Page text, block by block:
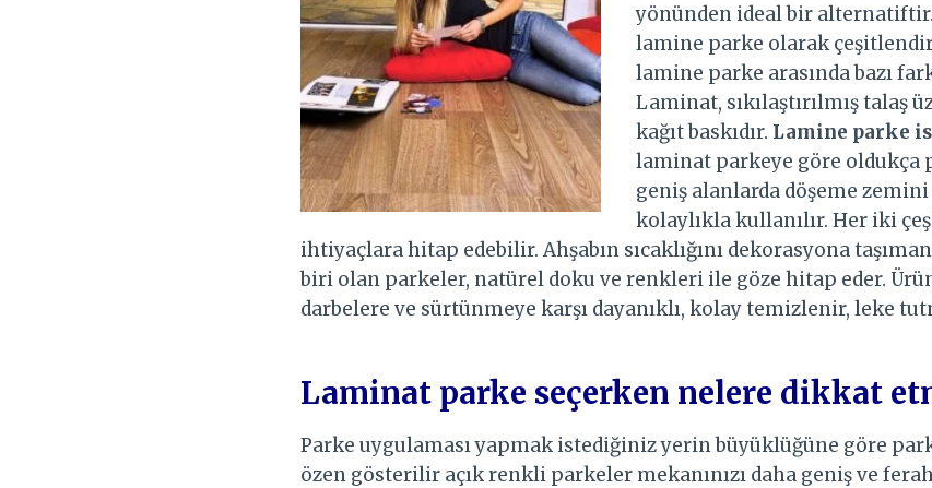
yönünden ideal bir
lamine parke olarak
lamine parke arasında bazı
Laminat, sıkılaştırılmış talaş
kağıt baskıdır. Lamine parke
laminat parkeye göre oldukça
geniş alanlarda döşeme
kolaylıkla kullanılır. Her iki
ihtiyaçlara hitap edebilir. Ahşabın sıcaklığını dekorasyona
biri olan parkeler, natürel doku ve renkleri ile göze hitap eder.
darbelere ve sürtünmeye karşı dayanıklı, kolay temizlenir, leke
Laminat parke seçerken nelere dikkat
Parke uygulaması yapmak istediğiniz yerin büyüklüğüne göre
özen gösterilir açık renkli parkeler mekanınızı daha geniş ve